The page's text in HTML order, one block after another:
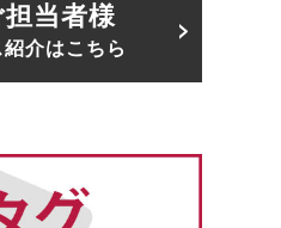
当者様
介はこちら